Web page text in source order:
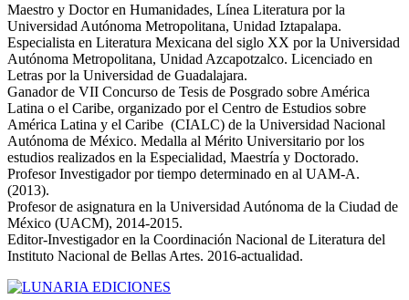
Maestro y Doctor en Humanidades, Línea Literatura por la
Universidad Autónoma Metropolitana, Unidad Iztapalapa.
Especialista en Literatura Mexicana del siglo XX por la Universidad
Autónoma Metropolitana, Unidad Azcapotzalco. Licenciado en
Letras por la Universidad de Guadalajara.
Ganador de VII Concurso de Tesis de Posgrado sobre América
Latina o el Caribe, organizado por el Centro de Estudios sobre
América Latina y el Caribe (CIALC) de la Universidad Nacional
Autónoma de México. Medalla al Mérito Universitario por los
estudios realizados en la Especialidad, Maestría y Doctorado.
Profesor Investigador por tiempo determinado en al UAM-A.
(2013).
Profesor de asignatura en la Universidad Autónoma de la Ciudad de
México (UACM), 2014-2015.
Editor-Investigador en la Coordinación Nacional de Literatura del
Instituto Nacional de Bellas Artes. 2016-actualidad.